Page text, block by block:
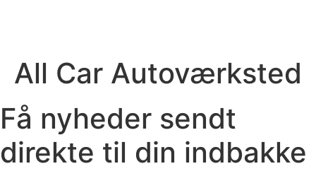
All Car Autoværksted
Få nyheder sendt
direkte til din indbakke